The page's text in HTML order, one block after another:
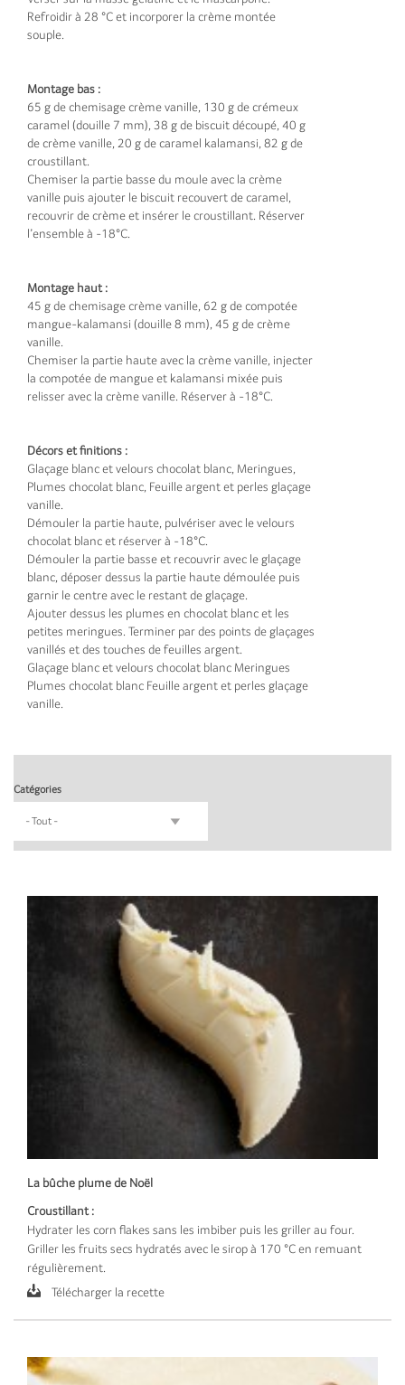
Refroidir à 28 °C et incorporer la crème montée
souple.
Montage bas :
65 g de chemisage crème vanille, 130 g de crémeux
caramel (douille 7 mm), 38 g de biscuit découpé, 40 g
de crème vanille, 20 g de caramel kalamansi, 82 g de
croustillant.
Chemiser la partie basse du moule avec la crème
vanille puis ajouter le biscuit recouvert de caramel,
recouvrir de crème et insérer le croustillant. Réserver
l’ensemble à -18°C.
Montage haut :
45 g de chemisage crème vanille, 62 g de compotée
mangue-kalamansi (douille 8 mm), 45 g de crème
vanille.
Chemiser la partie haute avec la crème vanille, injecter
la compotée de mangue et kalamansi mixée puis
relisser avec la crème vanille. Réserver à -18°C.
Décors et finitions :
Glaçage blanc et velours chocolat blanc, Meringues,
Plumes chocolat blanc, Feuille argent et perles glaçage
vanille.
Démouler la partie haute, pulvériser avec le velours
chocolat blanc et réserver à -18°C.
Démouler la partie basse et recouvrir avec le glaçage
blanc, déposer dessus la partie haute démoulée puis
garnir le centre avec le restant de glaçage.
Ajouter dessus les plumes en chocolat blanc et les
petites meringues. Terminer par des points de glaçages
vanillés et des touches de feuilles argent.
Glaçage blanc et velours chocolat blanc Meringues
Plumes chocolat blanc Feuille argent et perles glaçage
vanille.
Catégories
La bûche plume de Noël
Croustillant :
Hydrater les corn flakes sans les imbiber puis les griller au four.
Griller les fruits secs hydratés avec le sirop à 170 °C en remuant
régulièrement.
Télécharger la recette